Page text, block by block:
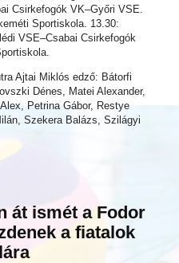
Csirkefogók VK–Győri VSE.
Sportiskola. 13.30:
VSE–Csabai Csirkefogók
Ajtai Miklós edző: Bátorfi
Dénes, Matei Alexander,
Petrina Gábor, Restye
Szekera Balázs, Szilágyi
át ismét a Fodor
a fiatalok